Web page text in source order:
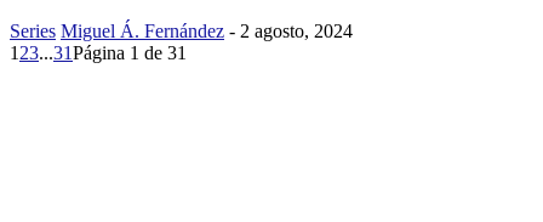
Series Miguel Á. Fernández - 2 agosto, 2024
1 23...31Página 1 de 31